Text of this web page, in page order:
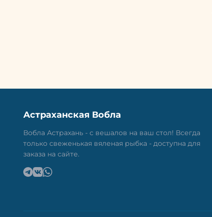
Астраханская Вобла
Вобла Астрахань - с вешалов на ваш стол! Всегда
только свеженькая вяленая рыбка - доступна для
заказа на сайте.